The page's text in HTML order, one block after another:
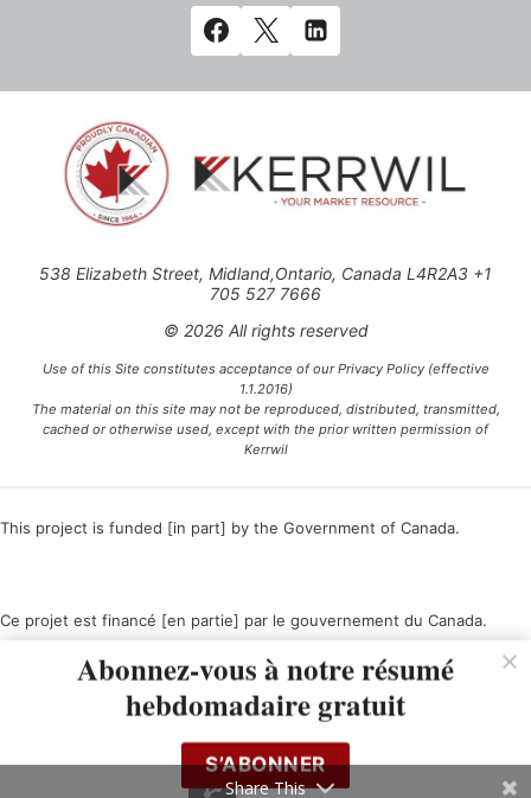
538 Elizabeth Street, Midland,Ontario, Canada L4R2A3 +1
705 527 7666
© 2026 All rights reserved
Use of this Site constitutes acceptance of our Privacy Policy (effective
1.1.2016)
The material on this site may not be reproduced, distributed, transmitted,
cached or otherwise used, except with the prior written permission of
Kerrwil
This project is funded [in part] by the Government of Canada.
Ce projet est financé [en partie] par le gouvernement du Canada.
Abonnez-vous à notre résumé
hebdomadaire gratuit
S’ABONNER
Share This